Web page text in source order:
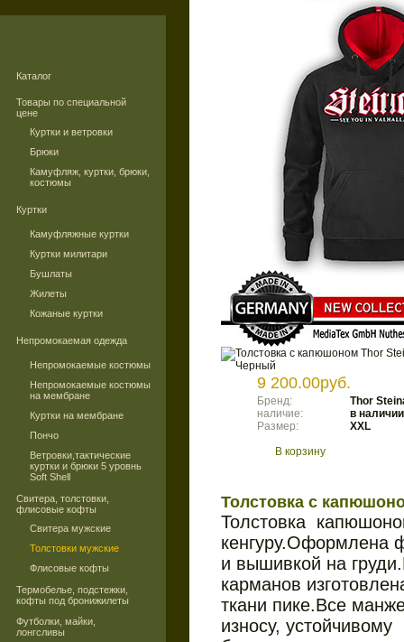
Каталог
Товары по специальной
цене
Куртки и ветровки
Брюки
Камуфляж, куртки, брюки,
костюмы
Куртки
Камуфляжные куртки
Куртки милитари
Бушлаты
Жилеты
Кожаные куртки
Непромокаемая одежда
Непромокаемые костюмы
Непромокаемые костюмы
на мембране
Куртки на мембране
Пончо
Ветровки,тактические
куртки и брюки 5 уровнь
Soft Shell
Свитера, толстовки,
флисовые кофты
Свитера мужские
Толстовки мужские
Флисовые кофты
Термобелье, подстежки,
кофты под бронижилеты
Футболки, майки,
лонгсливы
9 200.00руб.
Бренд:
Thor
наличие:
в наличии
Размер:
XXL
В корзину
Толстовка с
Толстовка
кенгуру.Оформлена
и вышивкой на
карманов
ткани пике.Все
износу,